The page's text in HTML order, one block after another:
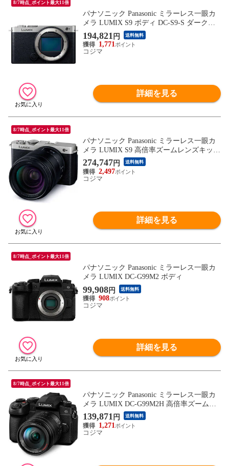
8/7時点_ポイント最大11倍
パナソニック Panasonic ミラーレス一眼カ
メラ LUMIX S9 ボディ DC-S9-S ダークシ
ルバー
194,821 円 送料無料
1,771
コジマ
詳細を見る
8/7時点_ポイント最大11倍
パナソニック Panasonic ミラーレス一眼カ
メラ LUMIX S9 高倍率ズームレンズキット
DC-S9H-S ダークシルバー
274,747 円 送料無料
2,497
コジマ
詳細を見る
8/7時点_ポイント最大11倍
パナソニック Panasonic ミラーレス一眼カ
メラ LUMIX DC-G99M2 ボディ
99,908円 送料無料
908
コジマ
詳細を見る
8/7時点_ポイント最大11倍
パナソニック Panasonic ミラーレス一眼カ
メラ LUMIX DC-G99M2H 高倍率ズームレ
ンズキット
139,871 円 送料無料
1,271
コジマ